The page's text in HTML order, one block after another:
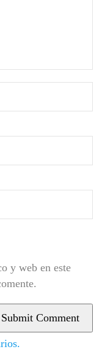
y web en este